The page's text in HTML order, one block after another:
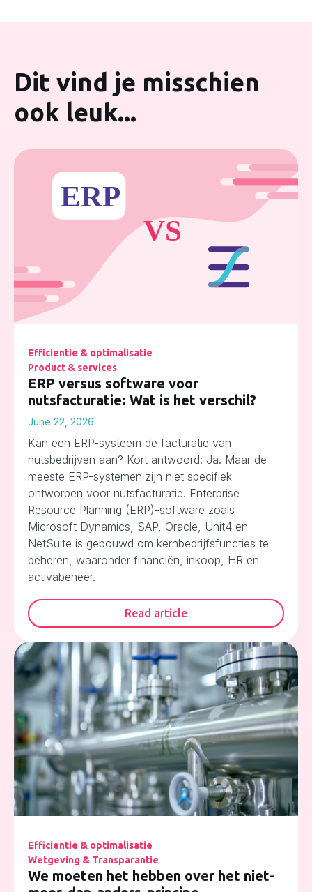
Dit vind je misschien
ook leuk...
Efficientie & optimalisatie
Product & services
ERP versus software voor
nutsfacturatie: Wat is het verschil?
June 22, 2026
Kan een ERP-systeem de facturatie van
nutsbedrijven aan? Kort antwoord: Ja. Maar de
meeste ERP-systemen zijn niet specifiek
ontworpen voor nutsfacturatie. Enterprise
Resource Planning (ERP)-software zoals
Microsoft Dynamics, SAP, Oracle, Unit4 en
NetSuite is gebouwd om kernbedrijfsfuncties te
beheren, waaronder financiën, inkoop, HR en
activabeheer.
Read article
Efficientie & optimalisatie
Wetgeving & Transparantie
We moeten het hebben over het niet-